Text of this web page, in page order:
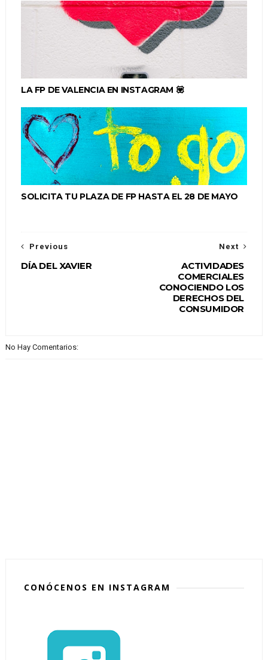
LA FP DE VALENCIA EN INSTAGRAM 💟
SOLICITA TU PLAZA DE FP HASTA EL 28 DE MAYO
Next
ACTIVIDADES
COMERCIALES
CONOCIENDO LOS
DERECHOS DEL
CONSUMIDOR
Previous
DÍA DEL XAVIER
No Hay Comentarios:
CONÓCENOS EN INSTAGRAM